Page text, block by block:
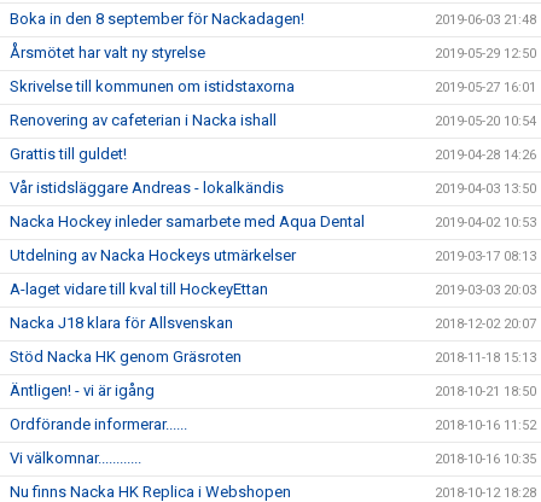
Boka in den 8 september för Nackadagen! 2019-06-03 21:48
Årsmötet har valt ny styrelse 2019-05-29 12:50
Skrivelse till kommunen om istidstaxorna 2019-05-27 16:01
Renovering av cafeterian i Nacka ishall 2019-05-20 10:54
Grattis till guldet! 2019-04-28 14:26
Vår istidsläggare Andreas - lokalkändis 2019-04-03 13:50
Nacka Hockey inleder samarbete med Aqua Dental 2019-04-02 10:53
Utdelning av Nacka Hockeys utmärkelser 2019-03-17 08:13
A-laget vidare till kval till HockeyEttan 2019-03-03 20:03
Nacka J18 klara för Allsvenskan 2018-12-02 20:07
Stöd Nacka HK genom Gräsroten 2018-11-18 15:13
Äntligen! - vi är igång 2018-10-21 18:50
Ordförande informerar...... 2018-10-16 11:52
Vi välkomnar............ 2018-10-16 10:35
Nu finns Nacka HK Replica i Webshopen 2018-10-12 18:28